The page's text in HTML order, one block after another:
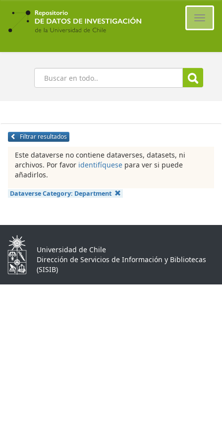
Ir
contenido
principal
Buscar
Filtrar resultados
Este dataverse no contiene dataverses, datasets, ni
archivos. Por favor identifíquese para ver si puede
añadirlos.
Dataverse Category: Department
Universidad de Chile
Dirección de Servicios de Información y Bibliotecas
(SISIB)